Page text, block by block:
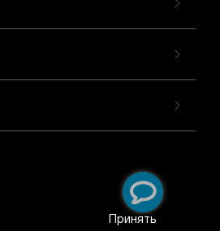
Принять